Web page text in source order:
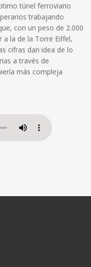
túnel ferroviario
trabajando
con un peso de 2.000
a la de la Torre Eiffel,
cifras dan idea de lo
a través de
más compleja